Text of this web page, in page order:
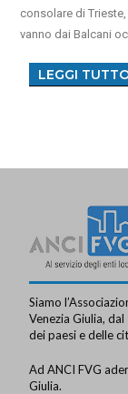
consolare di
vanno dai Balcani
LEGGI
Siamo
Venezia Giulia,
dei paesi e delle
Ad ANCI FVG
Giulia.